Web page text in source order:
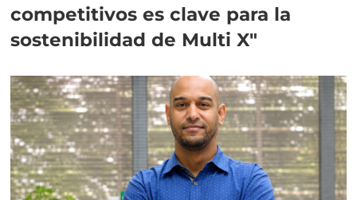
competitivos es clave para la
sostenibilidad de Multi X"